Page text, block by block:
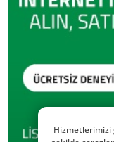
Hizmetlerimizi